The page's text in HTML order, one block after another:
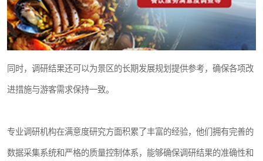
同时，调研结果还可以为景区的长期发展规划提供参考，确保各项改
进措施与游客需求保持一致。
专业调研机构在满意度研究方面积累了丰富的经验，他们拥有完善的
数据采集系统和严格的质量控制体系，能够确保调研结果的准确性和